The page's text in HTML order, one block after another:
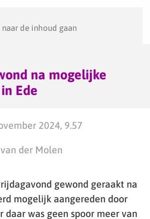
naar de inhoud gaan
na mogelijke
Ede
2024, 9.57
der Molen
gewond geraakt na
mogelijk aangereden door
daar was geen spoor meer van